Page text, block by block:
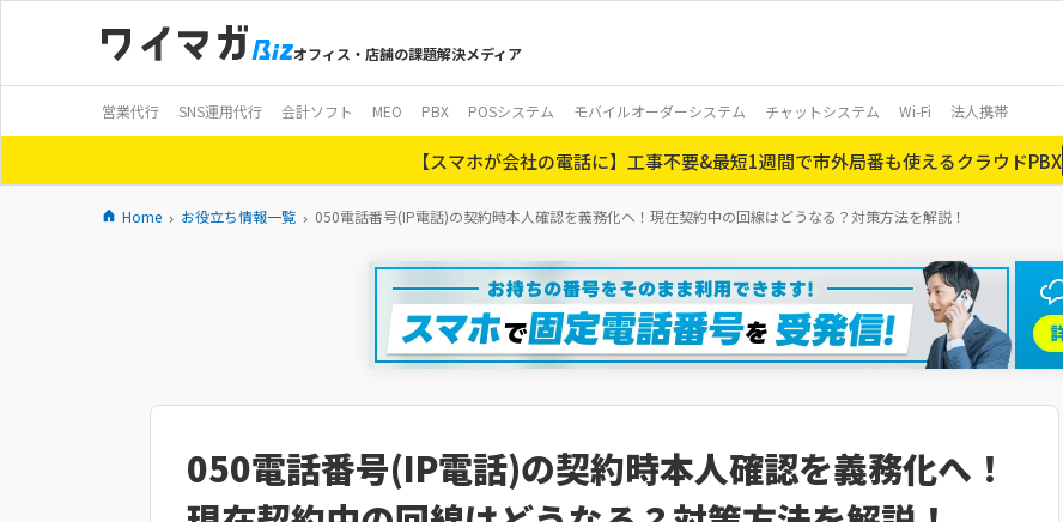
オフィス・店舗の課題解決メディア
営業代行 SNS運用代行 会計ソフト MEO PBX POSシステム モバイルオーダーシステム チャットシステム Wi-Fi 法人携帯
【スマホが会社の電話に】工事不要&最短1週間で市外局番も使えるクラウドPBX
Home お役立ち情報一覧 050電話番号(IP電話)の契約時本人確認を義務化へ！現在契約中の回線はどうなる？対策方法を解説！
050電話番号(IP電話)の契約時本人確認を義務化へ！